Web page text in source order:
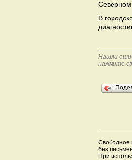
Северном
В
Нашли
нажмите
Свободное
без
При